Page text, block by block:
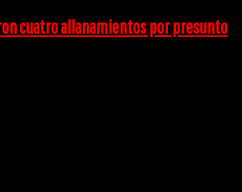
cuatro allanamientos por presunto